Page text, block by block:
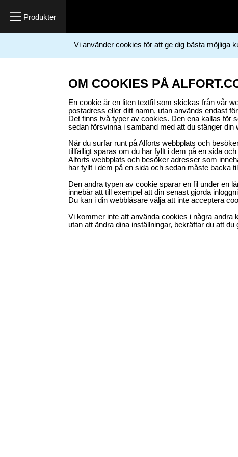
Vi använder cookies för att ge dig bästa möjliga
OM COOKIES PÅ
En cookie är en liten textfil som skickas från vår
postadress eller ditt namn, utan används endast
Det finns två typer av cookies. Den ena kallas för
sedan försvinna i samband med att du stänger din
När du surfar runt på Alforts webbplats och
tillfälligt sparas om du har fyllt i dem på en sida
Alforts webbplats och besöker adresser som
har fyllt i dem på en sida och sedan måste backa
Den andra typen av cookie sparar en fil under en
innebär att till exempel att din senast gjorda
Du kan i din webbläsare välja att inte acceptera
Vi kommer inte att använda cookies i några andra
utan att ändra dina inställningar, bekräftar du att